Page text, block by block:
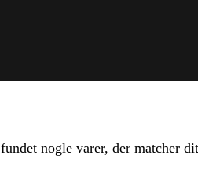
nogle varer, der matcher